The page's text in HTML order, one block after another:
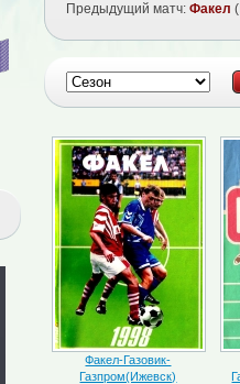
Предыдущий матч: Факел
Факел-Газовик-
Газпром(Ижевск)